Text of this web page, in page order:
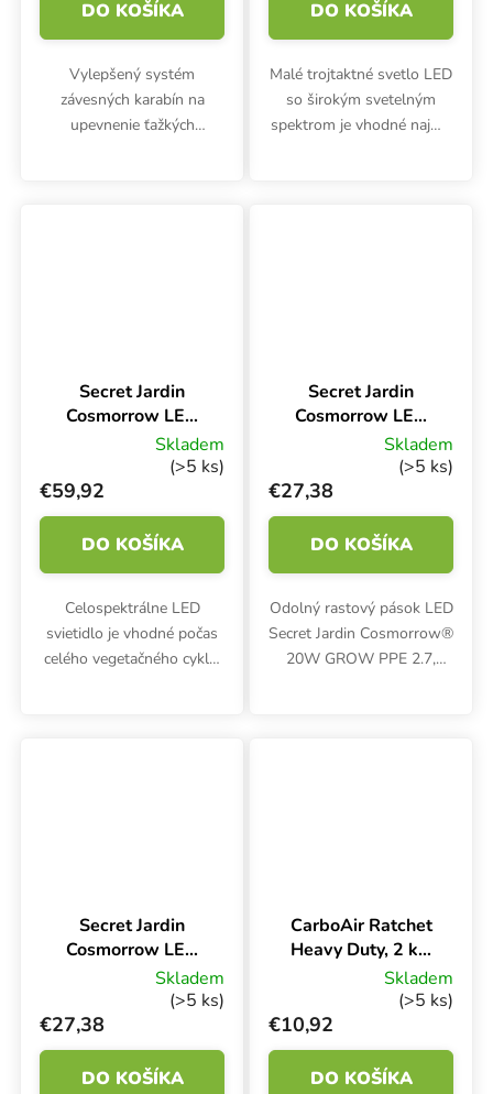
DO KOŠÍKA
Vylepšený systém
závesných karabín na
upevnenie ťažkých
DO KOŠÍKA
Malé trojtaktné svetlo LED
so širokým svetelným
spektrom je vhodné najmä
Secret Jardin
Cosmorrow LED
40W Full
Spectrum 2,85,
LED svietidlo
Skladem
(>5 ks)
€59,92
DO KOŠÍKA
Celospektrálne LED
svietidlo je vhodné počas
celého vegetačného cyklu.
Secret Jardin
Cosmorrow LED
20W GROW PPE
2.7, Rastúce
svetlo LED
Skladem
(>5 ks)
€27,38
DO KOŠÍKA
Odolný rastový pások LED
Secret Jardin Cosmorrow®
20W GROW PPE 2.7,
Secret Jardin
Cosmorrow LED
20W Full
Spectrum 2.85
µmol/J COP20FS
Skladem
(>5 ks)
€27,38
DO KOŠÍKA
CarboAir Ratchet
Heavy Duty, 2 ks,
nosnosť 135 kg
Skladem
(>5 ks)
€10,92
DO KOŠÍKA